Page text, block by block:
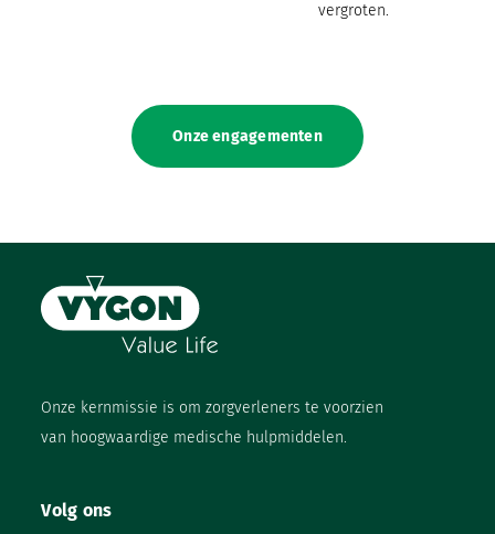
vergroten.
Onze engagementen
Onze kernmissie is om zorgverleners te voorzien
van hoogwaardige medische hulpmiddelen.
Volg ons